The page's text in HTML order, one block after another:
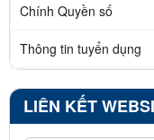
Chính Quyền số
Thông tin tuyển dụng
LIÊN KẾT